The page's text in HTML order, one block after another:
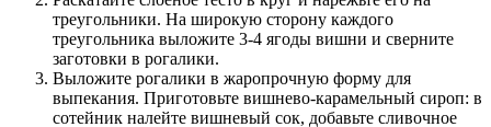
треугольники. На широкую сторону каждого
треугольника выложите 3-4 ягоды вишни и сверните
заготовки в рогалики.
Выложите рогалики в жаропрочную форму для
выпекания. Приготовьте вишнево-карамельный сироп: в
сотейник налейте вишневый сок, добавьте сливочное